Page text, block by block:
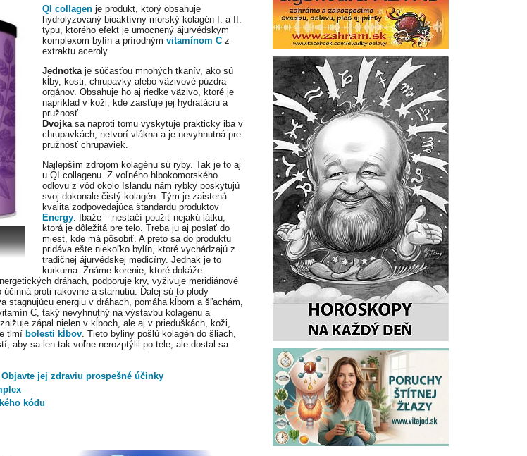
QI collagen je produkt, ktorý obsahuje
hydrolyzovaný bioaktívny morský kolagén I. a II.
typu, ktorého efekt je umocnený ájurvédskym
komplexom bylín a prírodným vitamínom C z
extraktu aceroly.
Jednotkaje súčasťou mnohých tkanív, ako sú
kĺby, kosti, chrupavky alebo väzivové púzdra
orgánov. Obsahuje ho aj riedke väzivo, ktoré je
napríklad v koži, kde zaisťuje jej hydratáciu a
pružnosť.
Dvojkasa naproti tomu vyskytuje prakticky iba v
chrupavkách, netvorí vlákna a je nevyhnutná pre
pružnosť chrupaviek.
Najlepším zdrojom kolagénu sú ryby. Tak je to aj
u QI collagenu. Z voľného hlbokomorského
odlovu z vôd okolo Islandu nám rybky poskytujú
svoj dokonale čistý kolagén. Tým je zaistená
kvalita zodpovedajúca štandardu produktov
Energy. Ibaže – nestačí použiť nejakú látku,
ktorá je dôležitá pre telo. Treba ju aj poslať do
miest, kde má pôsobiť. A preto sa do produktu
pridáva ešte niekoľko bylín, ktoré vychádzajú z
tradičnej ájurvédskej medicíny. Jednak je to
kurkuma. Známe korenie, ktoré dokáže
dráhach, podporuje krv, vyživuje meridiánové
proti rakovine a starnutiu. Ďalej sú to plody
stagnujúcu energiu v dráhach, pomáha kĺbom a šľachám,
C, taký nevyhnutný na výstavbu kolagénu a
znižuje zápal nielen v kĺboch, ale aj v prieduškách, koži,
tlmí bolesti kĺbov. Tieto byliny pošlú kolagén do šliach,
aby sa len tak voľne nerozptýlil po tele, ale dostal sa
jej zdraviu prospešné účinky
kódu